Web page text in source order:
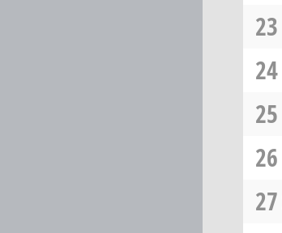
23
24
25
26
27